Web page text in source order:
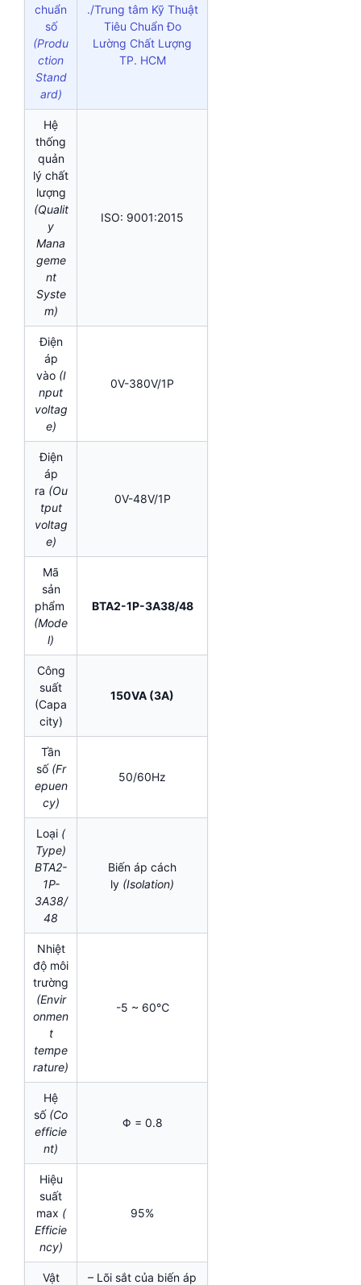
chuẩn
số
(Produ
ction
Stand
ard)
./Trung tâm Kỹ Thuật
Tiêu Chuẩn Đo
Lường Chất Lượng
TP. HCM
Hệ
thống
quản
lý chất
lượng
(Qualit
y
Mana
geme
nt
Syste
m)
ISO: 9001:2015
Điện
áp
vào (I
nput
voltag
e)
0V-380V/1P
Điện
áp
ra (Ou
tput
voltag
e)
0V-48V/1P
Mã
sản
phẩm
(Mode
l)
BTA2-1P-3A38/48
Công
suất
(Capa
city)
150VA (3A)
Tần
số (Fr
epuen
cy)
50/60Hz
Loại (
Type)
BTA2-
1P-
3A38/
48
Biến áp cách
ly (Isolation)
Nhiệt
độ môi
trường
(Envir
onmen
t
tempe
rature)
-5 ~ 60℃
Hệ
số (Co
efficie
nt)
Φ = 0.8
Hiệu
suất
max (
Efficie
ncy)
95%
Vật
– Lõi sắt của biến áp